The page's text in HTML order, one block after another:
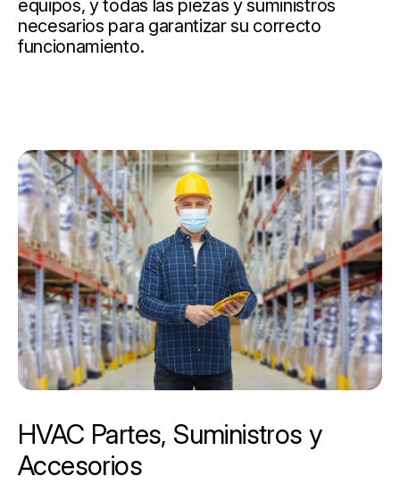
equipos, y todas las piezas y suministros
necesarios para garantizar su correcto
funcionamiento.
HVAC Partes, Suministros y
Accesorios